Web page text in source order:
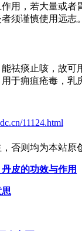
用，若大量或
须谨慎使用远志。
祛痰止咳，故
于痈疽疮毒，乳
11124.html
否则均为本站原
皮的功效与作用
思